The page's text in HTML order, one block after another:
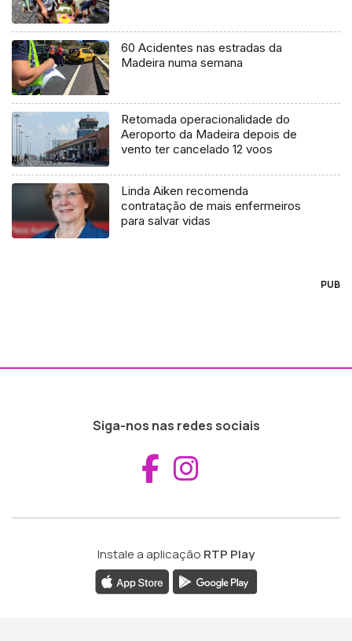
60 Acidentes nas estradas da
Madeira numa semana
Retomada operacionalidade do
Aeroporto da Madeira depois de
vento ter cancelado 12 voos
Linda Aiken recomenda
contratação de mais enfermeiros
para salvar vidas
PUB
Siga-nos nas redes sociais
Aceder ao
Instale a aplicação RTP Play